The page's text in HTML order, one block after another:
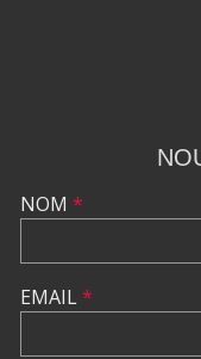
NOM *
EMAIL*